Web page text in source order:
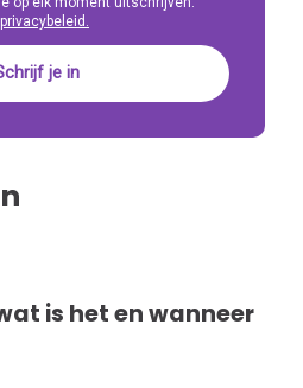
is het en wanneer